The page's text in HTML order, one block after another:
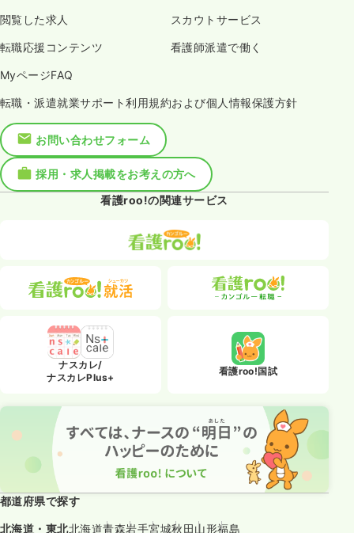
閲覧した求人 スカウトサービス
転職応援コンテンツ 看護師派遣で働く
MyページFAQ
転職・派遣就業サポート利用規約および個人情報保護方針
お問い合わせフォーム
採用・求人掲載をお考えの方へ
看護roo!の関連サービス
ナスカレ/
ナスカレPlus+
看護roo!国試
都道府県で探す
北海道・東北北海道青森岩手宮城秋田 山形福島